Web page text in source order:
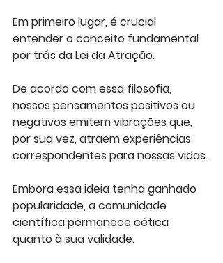
Em primeiro lugar, é crucial
entender o conceito fundamental
por trás da Lei da Atração.
De acordo com essa filosofia,
nossos pensamentos positivos ou
negativos emitem vibrações que,
por sua vez, atraem experiências
correspondentes para nossas vidas.
Embora essa ideia tenha ganhado
popularidade, a comunidade
científica permanece cética
quanto à sua validade.